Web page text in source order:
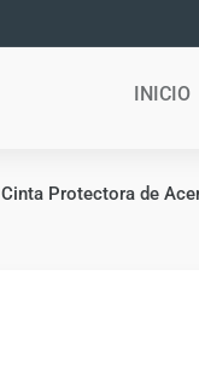
INICIO
Cinta Protectora de